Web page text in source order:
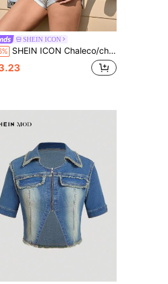
SHEIN ICON
SHEIN ICON Chaleco/chaqueta de denim metálico de moda para mujer, para el verano